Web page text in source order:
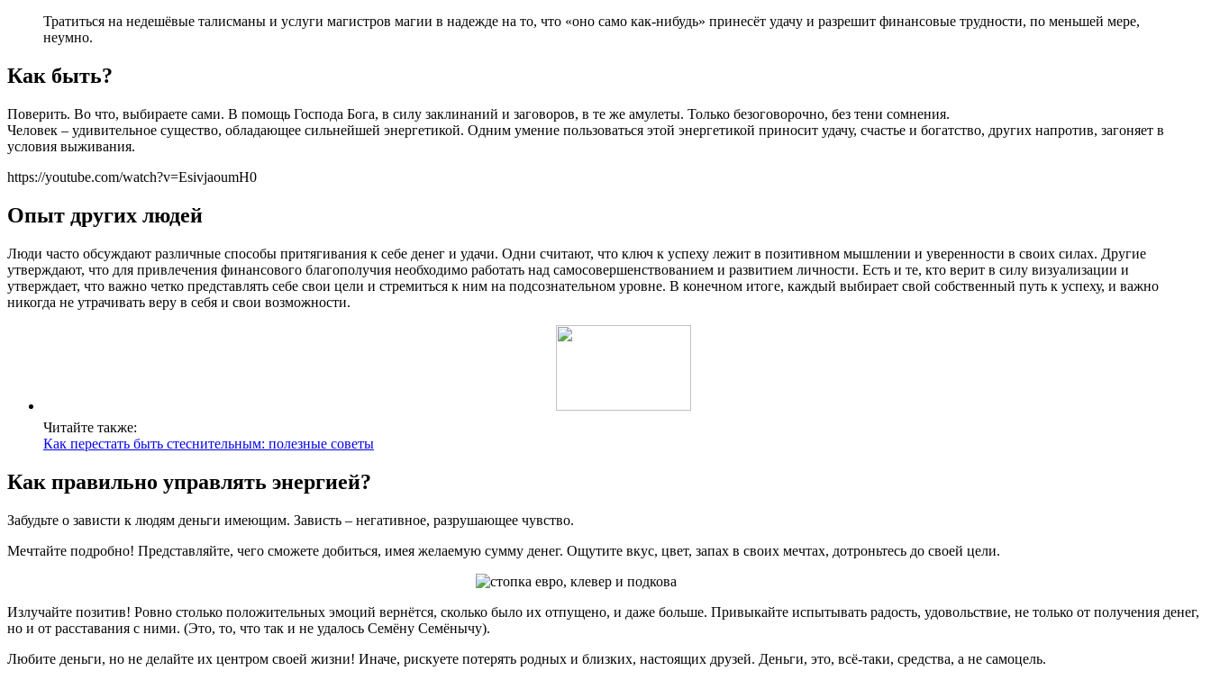
Тратиться на недешёвые талисманы и услуги магистров магии в надежде на то, что «оно само как-нибудь» принесёт удачу и разрешит финансовые трудности, по меньшей мере,
неумно.
Как быть?
Поверить. Во что, выбираете сами. В помощь Господа Бога, в силу заклинаний и заговоров, в те же амулеты. Только безоговорочно, без тени сомнения.
Человек – удивительное существо, обладающее сильнейшей энергетикой. Одним умение пользоваться этой энергетикой приносит удачу, счастье и богатство, других напротив, загоняет в
условия выживания.
https://youtube.com/watch?v=EsivjaoumH0
Опыт других людей
Люди часто обсуждают различные способы притягивания к себе денег и удачи. Одни считают, что ключ к успеху лежит в позитивном мышлении и уверенности в своих силах. Другие
утверждают, что для привлечения финансового благополучия необходимо работать над самосовершенствованием и развитием личности. Есть и те, кто верит в силу визуализации и
утверждает, что важно четко представлять себе свои цели и стремиться к ним на подсознательном уровне. В конечном итоге, каждый выбирает свой собственный путь к успеху, и важно
никогда не утрачивать веру в себя и свои возможности.
Читайте также:
Как перестать быть стеснительным: полезные советы
Как правильно управлять энергией?
Забудьте о зависти к людям деньги имеющим. Зависть – негативное, разрушающее чувство.
Мечтайте подробно! Представляйте, чего сможете добиться, имея желаемую сумму денег. Ощутите вкус, цвет, запах в своих мечтах, дотроньтесь до своей цели.
Излучайте позитив! Ровно столько положительных эмоций вернётся, сколько было их отпущено, и даже больше. Привыкайте испытывать радость, удовольствие, не только от получения денег,
но и от расставания с ними. (Это, то, что так и не удалось Семёну Семёнычу).
Любите деньги, но не делайте их центром своей жизни! Иначе, рискуете потерять родных и близких, настоящих друзей. Деньги, это, всё-таки, средства, а не самоцель.